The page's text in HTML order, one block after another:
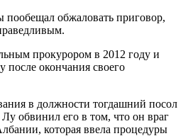
обжаловать приговор,
прокурором в 2012 году и
после окончания своего
в должности тогдашний посол
обвинил его в том, что он враг
которая ввела процедуры